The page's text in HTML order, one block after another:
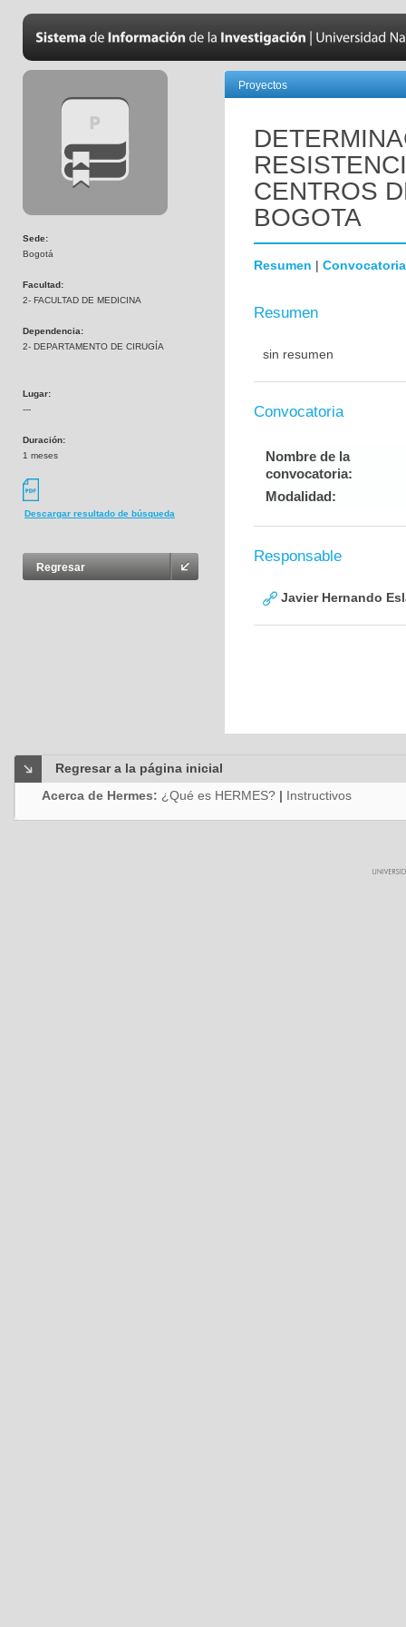
Sede:
Bogotá
Facultad:
2- FACULTAD DE MEDICINA
Dependencia:
2- DEPARTAMENTO DE CIRUGÍA
Lugar:
---
Duración:
1 meses
Descargar resultado de búsqueda
Regresar
Proyectos
CENTROS
BOGOTA
Resumen | Convocatoria
Resumen
sin resumen
Convocatoria
Nombre de la
convocatoria:
Modalidad:
Responsable
Javier Hernando
Regresar a la página inicial
Acerca de Hermes: ¿Qué es HERMES? | Instructivos